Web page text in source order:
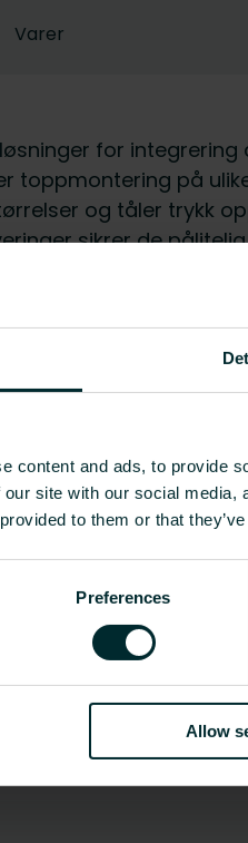
content and ads, to provide
site with our social
to them or that
Preferences
Allow
Varer
for integrering
toppmontering på
og tåler trykk
sikrer de
lavblymessing PBT
Omfattende
sikrer
Vis alle
CO2/Kg
-